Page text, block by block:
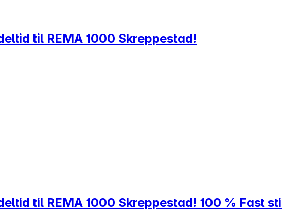
til REMA 1000 Skreppestad!
til REMA 1000 Skreppestad! 100 % Fast